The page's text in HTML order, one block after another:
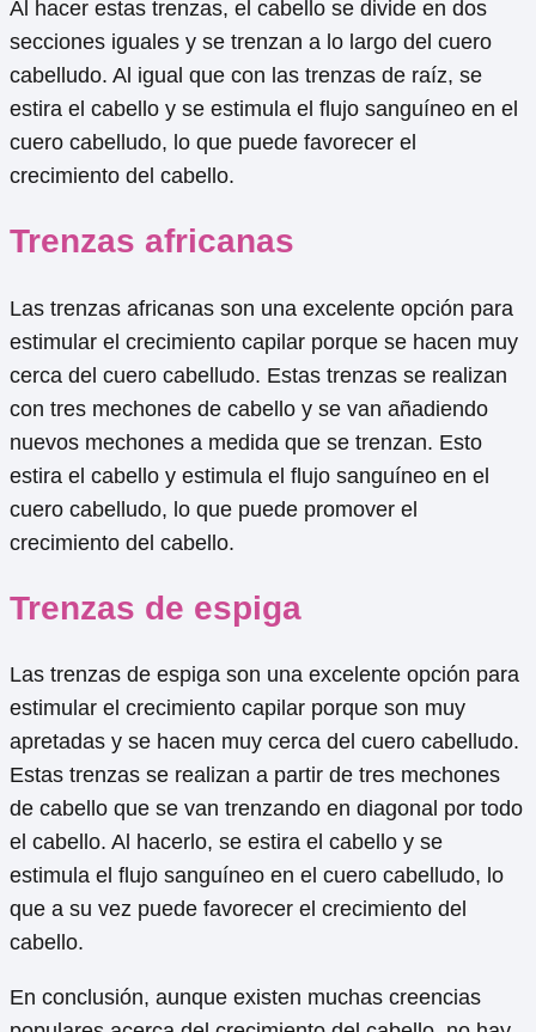
Al hacer estas trenzas, el cabello se divide en dos
secciones iguales y se trenzan a lo largo del cuero
cabelludo. Al igual que con las trenzas de raíz, se
estira el cabello y se estimula el flujo sanguíneo en el
cuero cabelludo, lo que puede favorecer el
crecimiento del cabello.
Trenzas africanas
Las trenzas africanas son una excelente opción para
estimular el crecimiento capilar porque se hacen muy
cerca del cuero cabelludo. Estas trenzas se realizan
con tres mechones de cabello y se van añadiendo
nuevos mechones a medida que se trenzan. Esto
estira el cabello y estimula el flujo sanguíneo en el
cuero cabelludo, lo que puede promover el
crecimiento del cabello.
Trenzas de espiga
Las trenzas de espiga son una excelente opción para
estimular el crecimiento capilar porque son muy
apretadas y se hacen muy cerca del cuero cabelludo.
Estas trenzas se realizan a partir de tres mechones
de cabello que se van trenzando en diagonal por todo
el cabello. Al hacerlo, se estira el cabello y se
estimula el flujo sanguíneo en el cuero cabelludo, lo
que a su vez puede favorecer el crecimiento del
cabello.
En conclusión, aunque existen muchas creencias